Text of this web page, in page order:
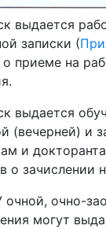
выдается
записки (
приеме на
выдается
(вечерней) и
и
о зачислении
очно-
могут